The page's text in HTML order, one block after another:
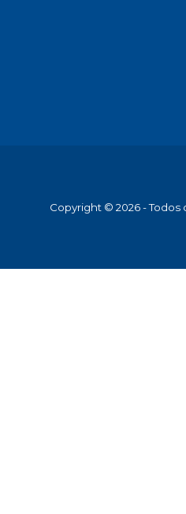
Copyright © 2026 - Todos